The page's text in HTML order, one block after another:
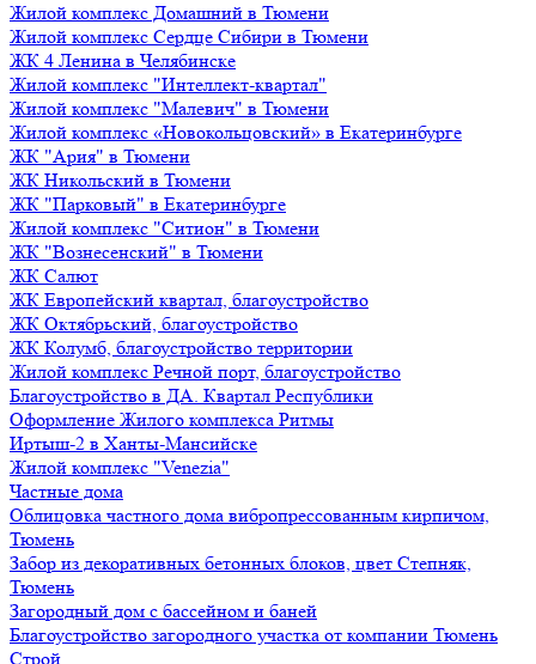
Жилой комплекс Домашний в Тюмени
Жилой комплекс Сердце Сибири в Тюмени
ЖК 4 Ленина в Челябинске
Жилой комплекс "Интеллект-квартал"
Жилой комплекс "Малевич" в Тюмени
Жилой комплекс «Новокольцовский» в Екатеринбурге
ЖК "Ария" в Тюмени
ЖК Никольский в Тюмени
ЖК "Парковый" в Екатеринбурге
Жилой комплекс "Ситион" в Тюмени
ЖК "Вознесенский" в Тюмени
ЖК Салют
ЖК Европейский квартал, благоустройство
ЖК Октябрьский, благоустройство
ЖК Колумб, благоустройство территории
Жилой комплекс Речной порт, благоустройство
Благоустройство в ДА. Квартал Республики
Оформление Жилого комплекса Ритмы
Иртыш-2 в Ханты-Мансийске
Жилой комплекс "Venezia"
Частные дома
Облицовка частного дома вибропрессованным кирпичом,
Тюмень
Забор из декоративных бетонных блоков, цвет Степняк,
Тюмень
Загородный дом с бассейном и баней
Благоустройство загородного участка от компании Тюмень
Строй